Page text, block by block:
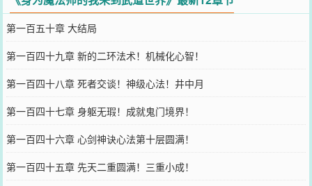
兰轻轻挥手，九颗炽烈火球猛地飞出爆炸，将方圆数十米内的一切摧
毁。1环法术——通晓语言一处遗迹内，众人看着前方石壁上的文字目
光炽热无比。“这是武道已经抵达至不可思议境界强者亲手留下的神
功！可惜上面的文字已经失传，无法破译！”罗兰此刻心中却在暗笑，
施展通晓语言的他，已经看懂了这些文字的真正含义.........
您要是觉得《
身为魔法师的我来到武道世界
向您QQ群和微博微信里的朋友推荐哦！
第一百五十章 大结局
第一百四十九章 新的二环法术！机械化心智！
第一百四十八章 死者交谈！神级心法！井中月
第一百四十七章 身躯无瑕！成就鬼门境界！
第一百四十六章 心剑神诀心法第十层圆满！
第一百四十五章 先天二重圆满！三重小成！